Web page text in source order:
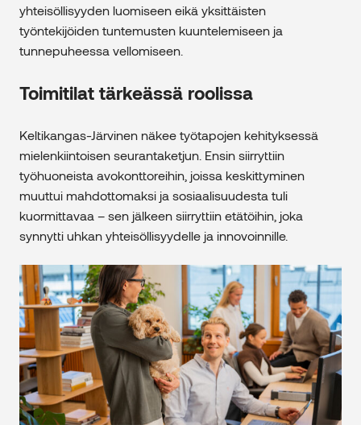
yhteisöllisyyden luomiseen eikä yksittäisten
työntekijöiden tuntemusten kuuntelemiseen ja
tunnepuheessa vellomiseen.
Toimitilat tärkeässä roolissa
Keltikangas-Järvinen näkee työtapojen kehityksessä
mielenkiintoisen seurantaketjun. Ensin siirryttiin
työhuoneista avokonttoreihin, joissa keskittyminen
muuttui mahdottomaksi ja sosiaalisuudesta tuli
kuormittavaa – sen jälkeen siirryttiin etätöihin, joka
synnytti uhkan yhteisöllisyydelle ja innovoinnille.